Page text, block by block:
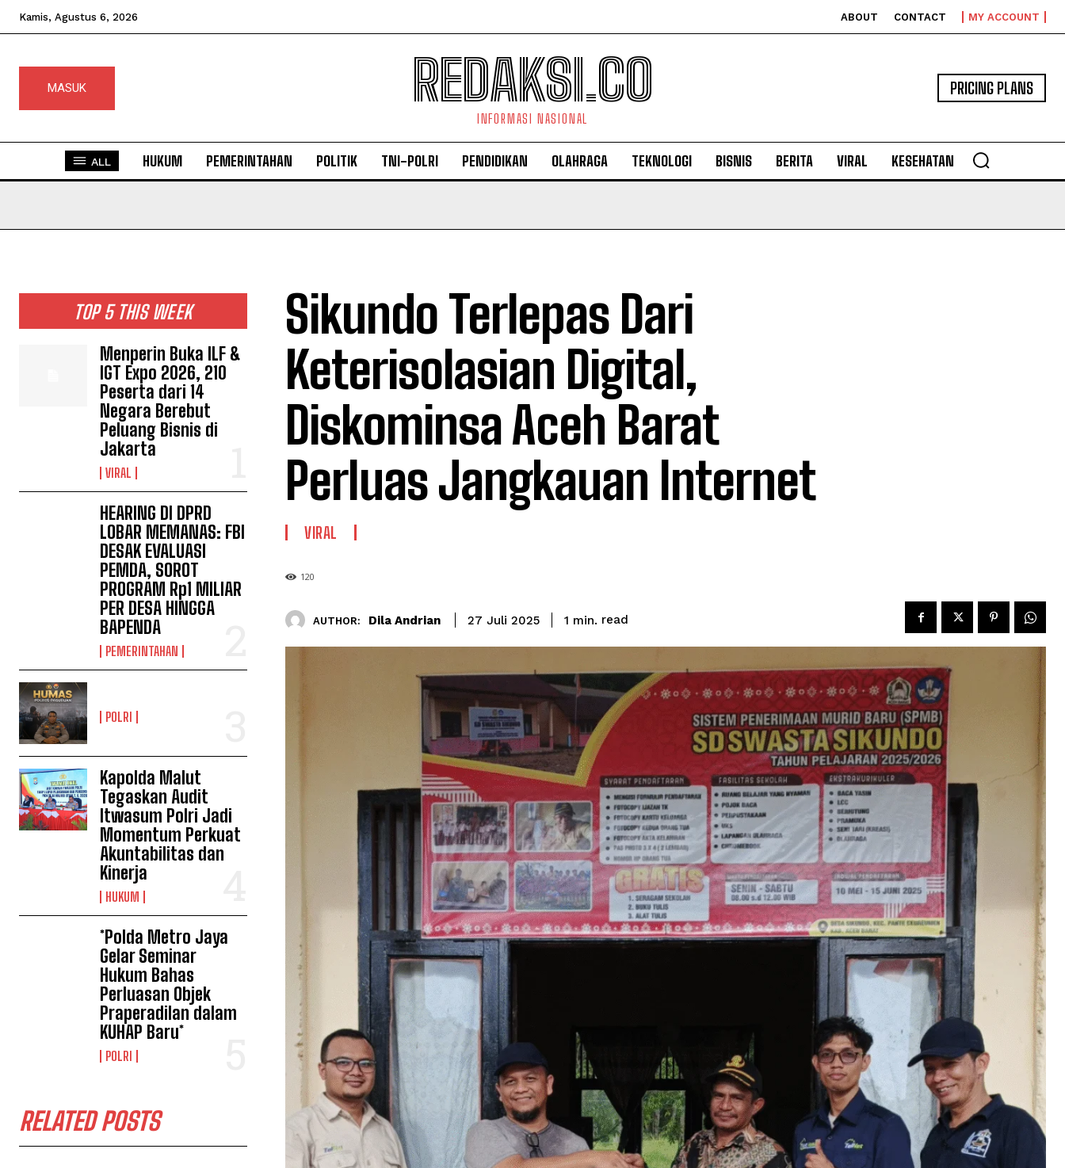
Kamis, Agustus 6, 2026 ABOUT CONTACT MY ACCOUNT
MASUK REDAKSI.CO
INFORMASI NASIONAL
PRICING PLANS
ALL HUKUM PEMERINTAHAN POLITIK TNI-POLRI PENDIDIKAN OLAHRAGA TEKNOLOGI BISNIS BERITA VIRAL KESEHATAN
TOP 5 THIS WEEK
Menperin Buka ILF &
IGT Expo 2026, 210
Peserta dari 14
Negara Berebut
Peluang Bisnis di
Jakarta
VIRAL
HEARING DI DPRD
LOBAR MEMANAS: FBI
DESAK EVALUASI
PEMDA, SOROT
PROGRAM Rp1 MILIAR
PER DESA HINGGA
BAPENDA
PEMERINTAHAN
POLRI
Kapolda Malut
Tegaskan Audit
Itwasum Polri Jadi
Momentum Perkuat
Akuntabilitas dan
Kinerja
HUKUM
*Polda Metro Jaya
Gelar Seminar
Hukum Bahas
Perluasan Objek
Praperadilan dalam
KUHAP Baru*
POLRI
RELATED POSTS
Sikundo Terlepas Dari
Keterisolasian Digital,
Diskominsa Aceh Barat
Perluas Jangkauan Internet
VIRAL
120
AUTHOR: Dila Andrian 27 Juli 2025 1 min. read